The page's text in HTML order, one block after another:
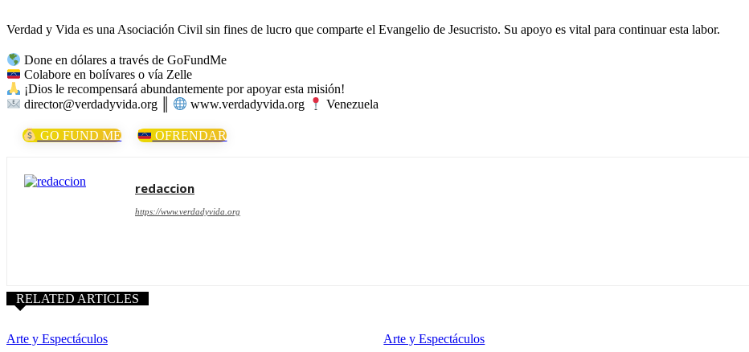
Verdad y Vida es una Asociación Civil sin fines de lucro que comparte el Evangelio de Jesucristo. Su apoyo es vital para continuar esta labor.
Done en dólares a través de GoFundMe
Colabore en bolívares o vía Zelle
¡Dios le recompensará abundantemente por apoyar esta misión!
director@verdadyvida.org ║
www.verdadyvida.org Venezuela
GO FUND ME OFRENDAR
redaccion
https://www.verdadyvida.org
RELATED ARTICLES
Arte y Espectáculos Arte y Espectáculos